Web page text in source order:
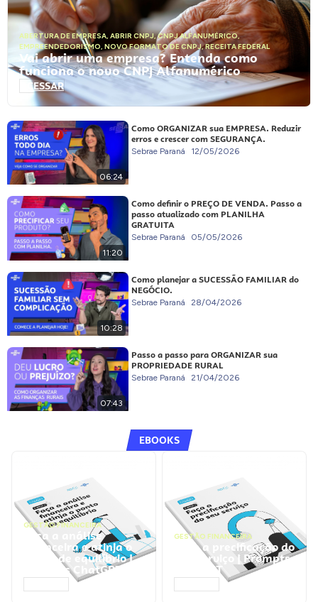
ABERTURA DE EMPRESA, ABRIR CNPJ,CNPJ ALFANUMÉRICO,
EMPREENDEDORISMO, NOVO FORMATO DE CNPJ,RECEITA FEDERAL
Vai abrir uma empresa? Entenda como
funciona o novo CNPJ Alfanumérico
ACESSAR
06:24
Como ORGANIZAR sua EMPRESA. Reduzir
erros e crescer com SEGURANÇA.
Sebrae Paraná 12/05/2026
11:20
Como definir o PREÇO DE VENDA. Passo a
passo atualizado com PLANILHA
GRATUITA
Sebrae Paraná 05/05/2026
10:28
Como planejar a SUCESSÃO FAMILIAR do
NEGÓCIO.
Sebrae Paraná 28/04/2026
07:43
Passo a passo para ORGANIZAR sua
PROPRIEDADE RURAL
Sebrae Paraná 21/04/2026
EBOOKS
GESTÃO FINANCEIRA
Faça a análise
financeira e atinja o
ponto de equilíbrio |
Prompts ChatGPT
GESTÃO FINANCEIRA
Faça a precificação do
seu serviço | Prompts
ChatGPT